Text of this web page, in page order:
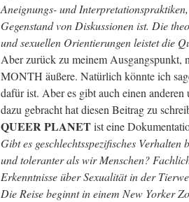
Aneignungs- und
Gegenstand von Diskussionen ist. Die
und sexuellen Orientierungen leistet die
Aber zurück zu meinem
MONTH äußere. Natürlich könnte ich
dafür ist. Aber es gibt auch einen
dazu gebracht hat diesen Beitrag zu
QUEER PLANETist eine
Gibt es geschlechtsspezifisches
und toleranter als wir Menschen?
Erkenntnisse über Sexualität in der
Die Reise beginnt in einem New Yorker